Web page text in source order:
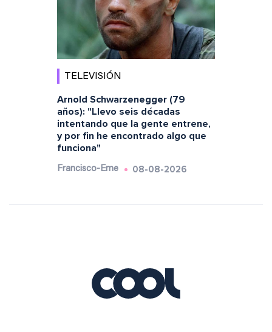
TELEVISIÓN
Arnold Schwarzenegger (79
años): "Llevo seis décadas
intentando que la gente entrene,
y por fin he encontrado algo que
funciona"
Francisco-Eme 08-08-2026